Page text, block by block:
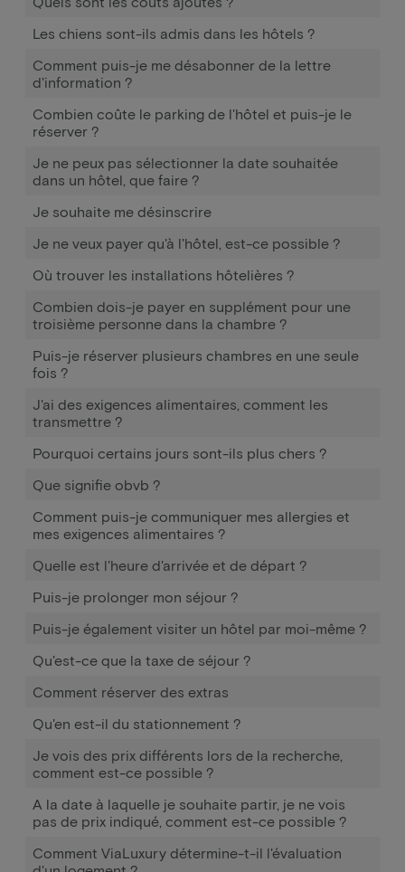
Les chiens sont-ils admis dans les hôtels ?
Comment puis-je me désabonner de la lettre
d'information ?
Combien coûte le parking de l'hôtel et puis-je le
réserver ?
Je ne peux pas sélectionner la date souhaitée
dans un hôtel, que faire ?
Je souhaite me désinscrire
Je ne veux payer qu'à l'hôtel, est-ce possible ?
Où trouver les installations hôtelières ?
Combien dois-je payer en supplément pour une
troisième personne dans la chambre ?
Puis-je réserver plusieurs chambres en une seule
fois ?
J'ai des exigences alimentaires, comment les
transmettre ?
Pourquoi certains jours sont-ils plus chers ?
Que signifie obvb ?
Comment puis-je communiquer mes allergies et
mes exigences alimentaires ?
Quelle est l'heure d'arrivée et de départ ?
Puis-je prolonger mon séjour ?
Puis-je également visiter un hôtel par moi-même ?
Qu'est-ce que la taxe de séjour ?
Comment réserver des extras
Qu'en est-il du stationnement ?
Je vois des prix différents lors de la recherche,
comment est-ce possible ?
A la date à laquelle je souhaite partir, je ne vois
pas de prix indiqué, comment est-ce possible ?
Comment ViaLuxury détermine-t-il l'évaluation